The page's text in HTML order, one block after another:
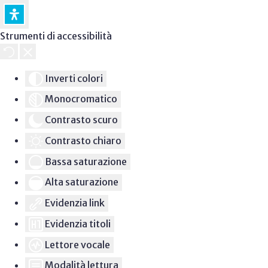
Strumenti di accessibilità
Inverti colori
Monocromatico
Contrasto scuro
Contrasto chiaro
Bassa saturazione
Alta saturazione
Evidenzia link
Evidenzia titoli
Lettore vocale
Modalità lettura